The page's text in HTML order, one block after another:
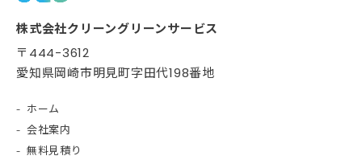
株式会社クリーングリーンサービス
〒444-3612
愛知県岡崎市明見町字田代198番地
ホーム
会社案内
無料見積り